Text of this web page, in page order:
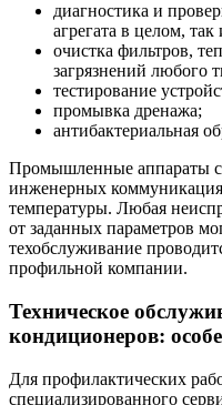
диагностика и
агрегата в целом,
очистка фильтров,
загрязнений любого
тестирование
промывка дренажа;
антибактериальная
Промышленные аппараты
инженерных
температуры. Любая
от заданных параметров
техобслуживание
профильной компании.
Техническое
кондиционеров:
Для профилактических
специализированного